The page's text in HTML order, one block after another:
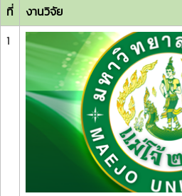
ที่
งานวิจัย
1